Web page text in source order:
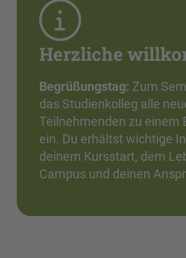
Herzliche
Begrüßungstag: Zum
das Studienkolleg alle
Teilnehmenden zu einem
ein. Du erhältst wichtige
deinem Kursstart, dem
Campus und deinen